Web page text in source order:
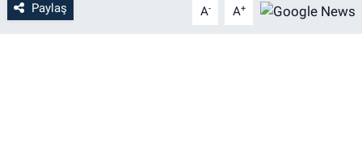
Paylaş A- A+